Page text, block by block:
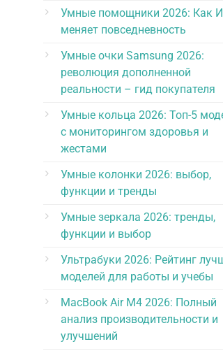
Умные помощники 2026: Как
меняет повседневность
Умные очки Samsung 2026:
революция дополненной
реальности – гид покупателя
Умные кольца 2026: Топ-5
с мониторингом здоровья и
жестами
Умные колонки 2026: выбор,
функции и тренды
Умные зеркала 2026: тренды,
функции и выбор
Ультрабуки 2026: Рейтинг
моделей для работы и учебы
MacBook Air M4 2026: Полный
анализ производительности и
улучшений